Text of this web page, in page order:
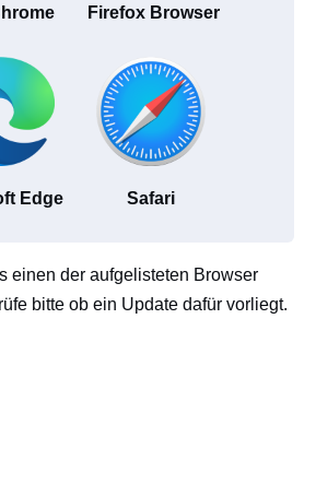
Firefox Browser
Edge Safari
einen der aufgelisteten Browser
bitte ob ein Update dafür vorliegt.